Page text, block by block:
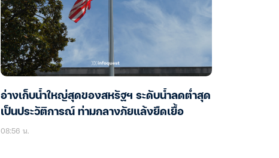
อ่างเก็บน้ำใหญ่สุดของสหรัฐฯ ระดับน้ำลดต่ำสุด
เป็นประวัติการณ์ ท่ามกลางภัยแล้งยืดเยื้อ
08:56 น.